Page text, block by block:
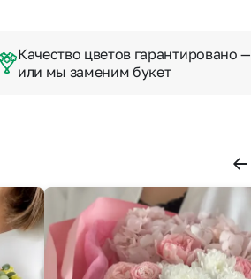
Качество цветов гарантировано —
или мы заменим букет